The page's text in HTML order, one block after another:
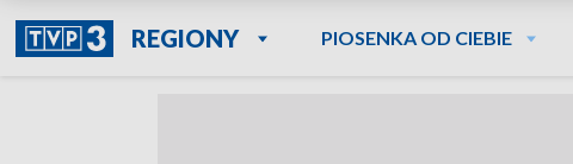
REGIONY PIOSENKA OD CIEBIE